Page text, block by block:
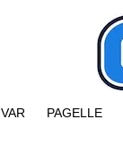
PAGELLE